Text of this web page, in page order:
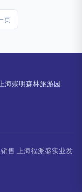
页
海崇明森林旅游园
售
上海福派盛实业发